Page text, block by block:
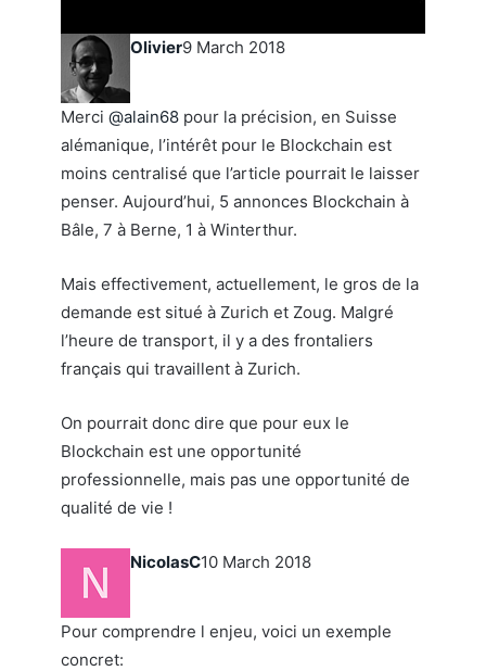
Olivier9 March 2018
Merci @alain68 pour la précision, en Suisse
alémanique, l’intérêt pour le Blockchain est
moins centralisé que l’article pourrait le laisser
penser. Aujourd’hui, 5 annonces Blockchain à
Bâle, 7 à Berne, 1 à Winterthur.
Mais effectivement, actuellement, le gros de la
demande est situé à Zurich et Zoug. Malgré
l’heure de transport, il y a des frontaliers
français qui travaillent à Zurich.
On pourrait donc dire que pour eux le
Blockchain est une opportunité
professionnelle, mais pas une opportunité de
qualité de vie !
NicolasC10 March 2018
Pour comprendre l enjeu, voici un exemple
concret: